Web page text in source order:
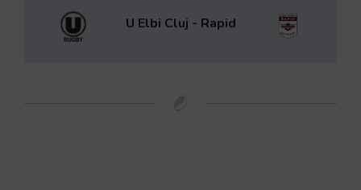
U Elbi Cluj - Rapid